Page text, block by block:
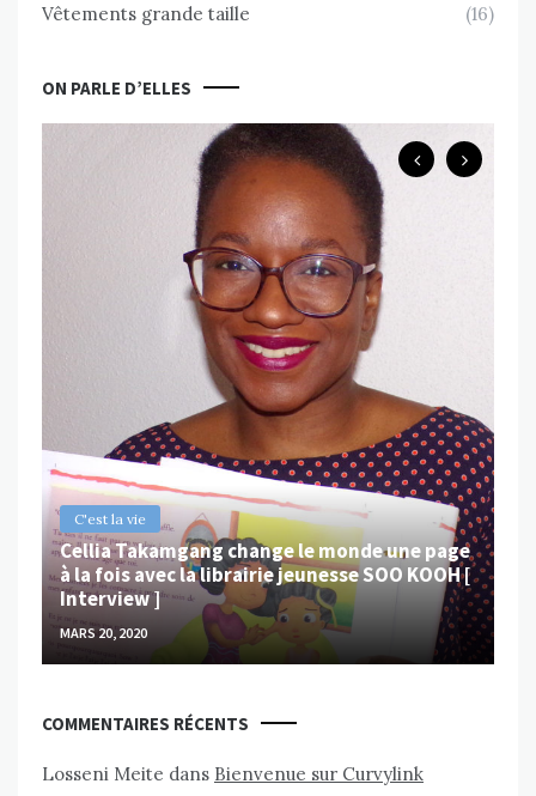
Vêtements grande taille
(16)
ON PARLE D’ELLES
C'est la vie
Cellia Takamgang change le monde une page
à la fois avec la librairie jeunesse SOO KOOH [
Interview ]
MARS 20, 2020
COMMENTAIRES RÉCENTS
Losseni Meite dans Bienvenue sur Curvylink